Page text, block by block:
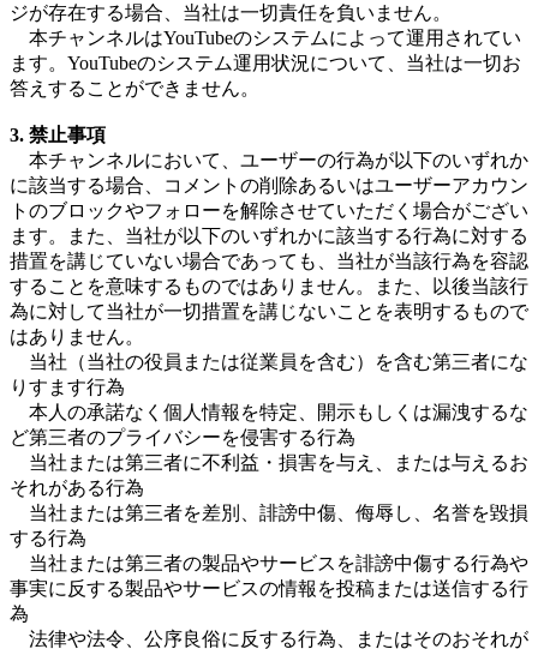
ジが存在する場合、当社は一切責任を負いません。
本チャンネルはYouTubeのシステムによって運用されてい
ます。YouTubeのシステム運用状況について、当社は一切お
答えすることができません。
3. 禁止事項
本チャンネルにおいて、ユーザーの行為が以下のいずれか
に該当する場合、コメントの削除あるいはユーザーアカウン
トのブロックやフォローを解除させていただく場合がござい
ます。また、当社が以下のいずれかに該当する行為に対する
措置を講じていない場合であっても、当社が当該行為を容認
することを意味するものではありません。また、以後当該行
為に対して当社が一切措置を講じないことを表明するもので
はありません。
当社（当社の役員または従業員を含む）を含む第三者にな
りすます行為
本人の承諾なく個人情報を特定、開示もしくは漏洩するな
ど第三者のプライバシーを侵害する行為
当社または第三者に不利益・損害を与え、または与えるお
それがある行為
当社または第三者を差別、誹謗中傷、侮辱し、名誉を毀損
する行為
当社または第三者の製品やサービスを誹謗中傷する行為や
事実に反する製品やサービスの情報を投稿または送信する行
為
法律や法令、公序良俗に反する行為、またはそのおそれが